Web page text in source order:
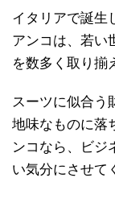
イタリアで誕生
アンコは、若い
を数多く取り揃
スーツに似合う
地味なものに落
ンコなら、ビジ
い気分にさせて